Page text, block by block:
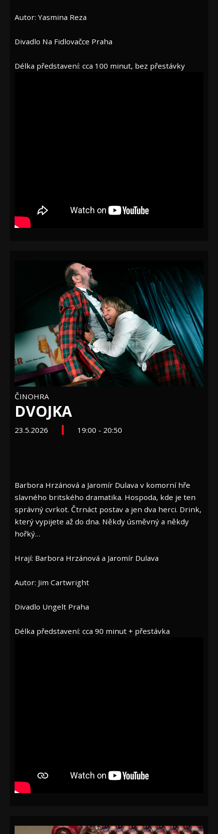
Autor: Yasmina Reza
Divadlo Na Fidlovačce Praha
Délka představení: cca 100 minut, bez přestávky
ČINOHRA
DVOJKA
23.5.2026 19:00 - 20:50
Barbora Hrzánová a Jaromír Dulava v komorní hře
slavného britského dramatika. Hospoda, kde je ten
správný cvrkot. Čtrnáct postav a jen dva herci. Drink,
který vypijete až do dna. Někdy úsměvný a někdy
hořký…
Hrají: Barbora Hrzánová a Jaromír Dulava
Autor: Jim Cartwright
Divadlo Ungelt Praha
Délka představení: cca 90 minut + přestávka